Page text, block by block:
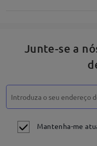
Junte-se a
Mantenha-me